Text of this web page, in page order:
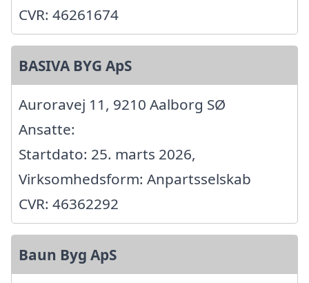
CVR: 46261674
BASIVA BYG ApS
Auroravej 11, 9210 Aalborg SØ
Ansatte:
Startdato: 25. marts 2026,
Virksomhedsform: Anpartsselskab
CVR: 46362292
Baun Byg ApS